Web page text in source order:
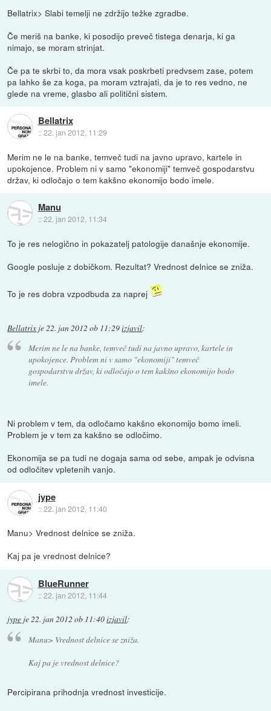
Bellatrix> Slabi temelji ne zdržijo težke zgradbe.
Če meriš na banke, ki posodijo preveč tistega denarja, ki ga
nimajo, se moram strinjat.
Če pa te skrbi to, da mora vsak poskrbeti predvsem zase, potem
pa lahko še za koga, pa moram vztrajati, da je to res vedno, ne
glede na vreme, glasbo ali politični sistem.
Bellatrix
::22. jan 2012, 11:29
Merim ne le na banke, temveč tudi na javno upravo, kartele in
upokojence. Problem ni v samo "ekonomiji" temveč gospodarstvu
držav, ki odločajo o tem kakšno ekonomijo bodo imele.
Manu
::22. jan 2012, 11:34
To je res nelogično in pokazatelj patologije današnje ekonomije.
Google posluje z dobičkom. Rezultat? Vrednost delnice se zniža.
To je res dobra vzpodbuda za naprej
Bellatrix je22. jan 2012 ob 11:29izjavil:
Merim ne le na banke, temveč tudi na javno upravo, kartele in
upokojence. Problem ni v samo "ekonomiji" temveč
gospodarstvu držav, ki odločajo o tem kakšno ekonomijo bodo
imele.
Ni problem v tem, da odločamo kakšno ekonomijo bomo imeli.
Problem je v tem za kakšno se odločimo.
Ekonomija se pa tudi ne dogaja sama od sebe, ampak je odvisna
od odločitev vpletenih vanjo.
jype
::22. jan 2012, 11:40
Manu> Vrednost delnice se zniža.
Kaj pa je vrednost delnice?
BlueRunner
::22. jan 2012, 11:44
jype je22. jan 2012 ob 11:40izjavil:
Manu> Vrednost delnice se zniža.
Kaj pa je vrednost delnice?
Percipirana prihodnja vrednost investicije.